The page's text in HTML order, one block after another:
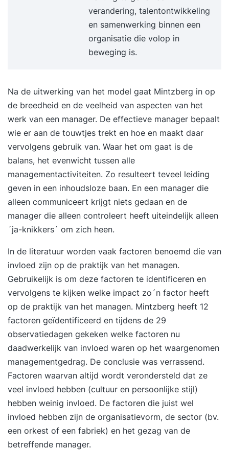
tools voor directe toepassing in je werk.
Resultaat Na deze training weet je hoe je een
optimaal productiviteitsritme creëert. Je hebt
overzicht, focus en controle over je werk. Je
momenten en vergroot je invloed in uitdagende
situaties. Je boekt zichtbaar betere resultaten en
ervaart meer energie en voldoening in je werk.
Programma Dag 1 09:30 uur Start training Wat
effectief timemanagement werkelijk is en wat het
van jou vraagt. Inzicht in hoe jij je tijd momenteel
besteedt en waar winst te behalen is.
Energiegevers en energievreters: waar laad je van
op en waar loop je leeg. De relatie tussen
aandacht, focus en prestaties. Herkennen en
doorbreken van belemmerende denk- en
gedragspatronen. Prioriteiten stellen op basis van
impact in plaats van urgentie. Regie nemen over
je agenda, taken en verwachtingen. Formuleren
van persoonlijke leerdoelen en actiepunten voor
de komende periode. 17:00 uur Einde training
Dag 2 09:30 uur Start training Terugkoppeling op
de tussenliggende periode en behaalde
resultaten. Afrekenen met tijdverspillers,
onderbrekingen en uitstelgedrag. Omgaan met
werkdruk en stress zonder productiviteit te
verliezen. Grenzen stellen en effectief
verwachtingsmanagement. Focus houden in een
dynamische en veeleisende werkomgeving.
Helder en daadkrachtig communiceren over
prioriteiten en keuzes. Borgen van nieuw gedrag
verandering, talentontwikkeling
en samenwerking binnen een
organisatie die volop in
beweging is.
Na de uitwerking van het model gaat Mintzberg in op
de breedheid en de veelheid van aspecten van het
werk van een manager. De effectieve manager bepaalt
wie er aan de touwtjes trekt en hoe en maakt daar
vervolgens gebruik van. Waar het om gaat is de
balans, het evenwicht tussen alle
managementactiviteiten. Zo resulteert teveel leiding
geven in een inhoudsloze baan. En een manager die
alleen communiceert krijgt niets gedaan en de
manager die alleen controleert heeft uiteindelijk alleen
´ja-knikkers´ om zich heen.
In de literatuur worden vaak factoren benoemd die van
invloed zijn op de praktijk van het managen.
Gebruikelijk is om deze factoren te identificeren en
vervolgens te kijken welke impact zo´n factor heeft
op de praktijk van het managen. Mintzberg heeft 12
factoren geïdentificeerd en tijdens de 29
observatiedagen gekeken welke factoren nu
daadwerkelijk van invloed waren op het waargenomen
managementgedrag. De conclusie was verrassend.
Factoren waarvan altijd wordt verondersteld dat ze
veel invloed hebben (cultuur en persoonlijke stijl)
hebben weinig invloed. De factoren die juist wel
invloed hebben zijn de organisatievorm, de sector (bv.
een orkest of een fabriek) en het gezag van de
betreffende manager.